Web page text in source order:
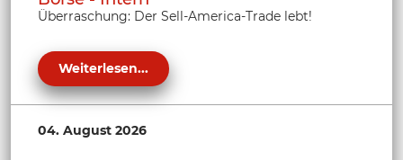
Überraschung: Der Sell-America-Trade lebt!
Weiterlesen...
04. August 2026